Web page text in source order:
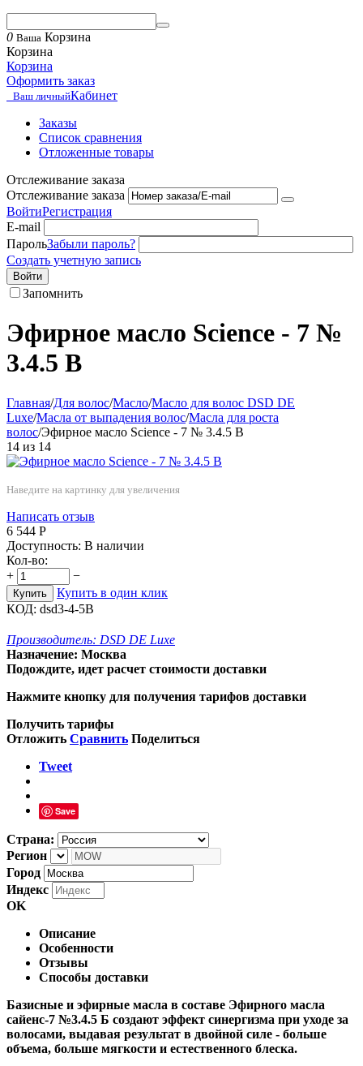
0 Ваша Корзина
Корзина
Корзина
Оформить заказ
Ваш личныйКабинет
Заказы
Список сравнения
Отложенные товары
Отслеживание заказа
Отслеживание заказа
ВойтиРегистрация
E-mail
ПарольЗабыли пароль?
Создать учетную запись
Войти
Запомнить
Эфирное масло Science - 7 №
3.4.5 B
Главная/Для волос/Масло/Масло для волос DSD DE
Luxe/Масла от выпадения волос/Масла для роста
волос/Эфирное масло Science - 7 № 3.4.5 B
14 из 14
Наведите на картинку для увеличения
Написать отзыв
6 544 Р
Доступность: В наличии
Кол-во:
+
−
Купить
Купить в один клик
КОД: dsd3-4-5B
Производитель: DSD DE Luxe
Назначение: Москва
Подождите, идет расчет стоимости доставки
Нажмите кнопку для получения тарифов доставки
Получить тарифы
Отложить Сравнить Поделиться
Tweet
Save
Страна:
Регион
Город
Индекс
OK
Описание
Особенности
Отзывы
Способы доставки
Базисные и эфирные масла в составе Эфирного масла
сайенс-7 №3.4.5 Б создают эффект синергизма при уходе за
волосами, выдавая результат в двойной силе - больше
объема, больше мягкости и естественного блеска.